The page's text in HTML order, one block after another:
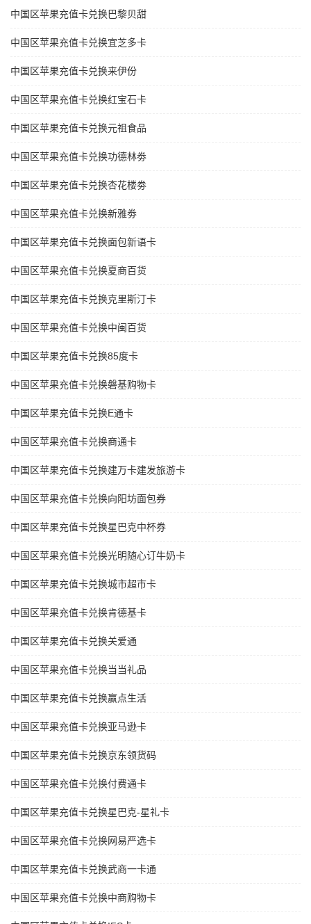
中国区苹果充值卡兑换巴黎贝甜
中国区苹果充值卡兑换宜芝多卡
中国区苹果充值卡兑换来伊份
中国区苹果充值卡兑换红宝石卡
中国区苹果充值卡兑换元祖食品
中国区苹果充值卡兑换功德林劵
中国区苹果充值卡兑换杏花楼劵
中国区苹果充值卡兑换新雅劵
中国区苹果充值卡兑换面包新语卡
中国区苹果充值卡兑换夏商百货
中国区苹果充值卡兑换克里斯汀卡
中国区苹果充值卡兑换中闽百货
中国区苹果充值卡兑换85度卡
中国区苹果充值卡兑换磐基购物卡
中国区苹果充值卡兑换E通卡
中国区苹果充值卡兑换商通卡
中国区苹果充值卡兑换建万卡建发旅游卡
中国区苹果充值卡兑换向阳坊面包券
中国区苹果充值卡兑换星巴克中杯券
中国区苹果充值卡兑换光明随心订牛奶卡
中国区苹果充值卡兑换城市超市卡
中国区苹果充值卡兑换肯德基卡
中国区苹果充值卡兑换关爱通
中国区苹果充值卡兑换当当礼品
中国区苹果充值卡兑换赢点生活
中国区苹果充值卡兑换亚马逊卡
中国区苹果充值卡兑换京东领货码
中国区苹果充值卡兑换付费通卡
中国区苹果充值卡兑换星巴克-星礼卡
中国区苹果充值卡兑换网易严选卡
中国区苹果充值卡兑换武商一卡通
中国区苹果充值卡兑换中商购物卡